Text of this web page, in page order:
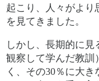
起こり、人々がより
を見てきました。
しかし、長期的に
観察して学んだ教訓
く、その30％に大